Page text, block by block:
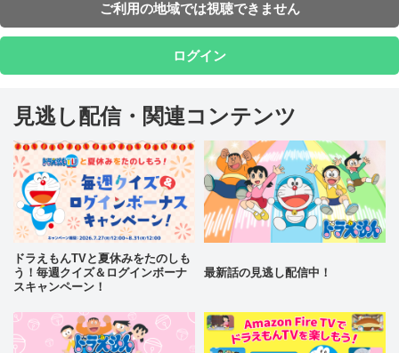
ご利用の地域では視聴できません
ログイン
見逃し配信・関連コンテンツ
ドラえもんTVと夏休みをたのしも
う！毎週クイズ＆ログインボーナ
スキャンペーン！
最新話の見逃し配信中！